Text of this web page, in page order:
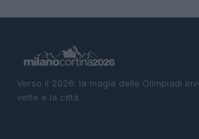
Verso il 2026: la magia delle Olimpiadi
vette e la città.